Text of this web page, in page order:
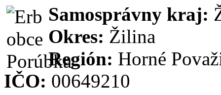
Samosprávny kraj:
Okres: Žilina
Región: Horné
IČO: 00649210